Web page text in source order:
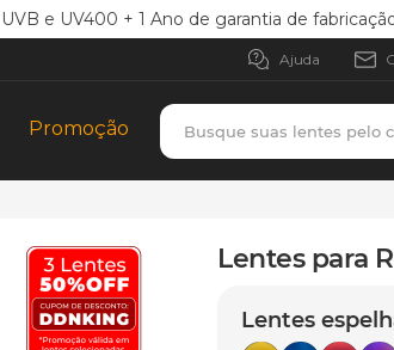
e UV400 + 1 Ano de garantia de
Ajuda
Promoção
Busque suas lentes
Lentes para
Lentes